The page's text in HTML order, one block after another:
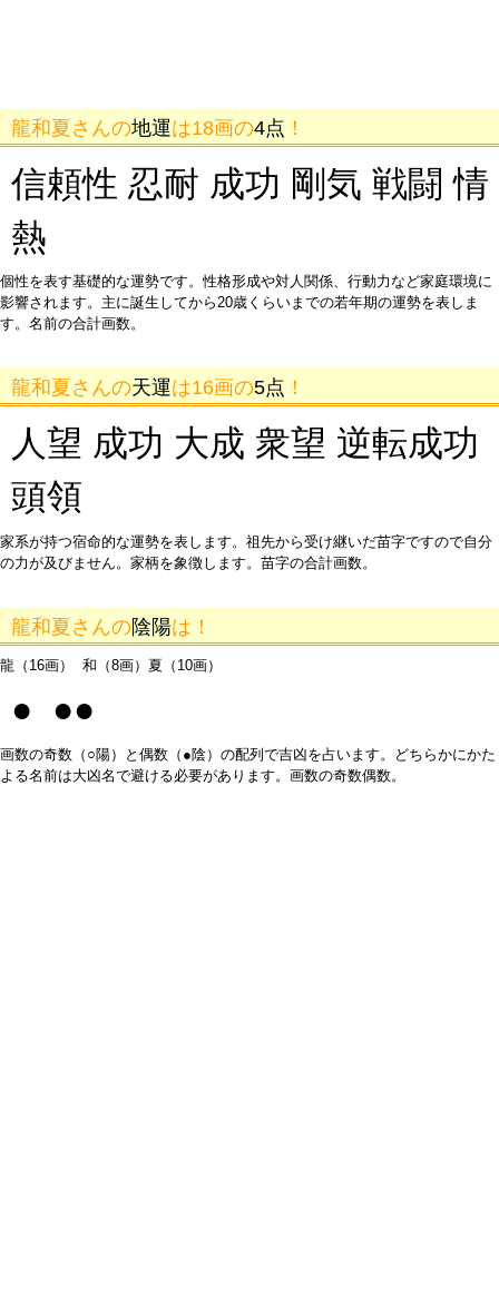
龍和夏さんの地運は18画の4点 ！
信頼性 忍耐 成功 剛気 戦闘 情
熱
個性を表す基礎的な運勢です。性格形成や対人関係、行動力など家庭環境に
影響されます。主に誕生してから20歳くらいまでの若年期の運勢を表しま
す。名前の合計画数。
龍和夏さんの天運は16画の5点 ！
人望 成功 大成 衆望 逆転成功
頭領
家系が持つ宿命的な運勢を表します。祖先から受け継いだ苗字ですので自分
の力が及びません。家柄を象徴します。苗字の合計画数。
龍和夏さんの陰陽は！
龍（16画） 和（8画）夏（10画）
● ●●
画数の奇数（○陽）と偶数（●陰）の配列で吉凶を占います。どちらかにかた
よる名前は大凶名で避ける必要があります。画数の奇数偶数。